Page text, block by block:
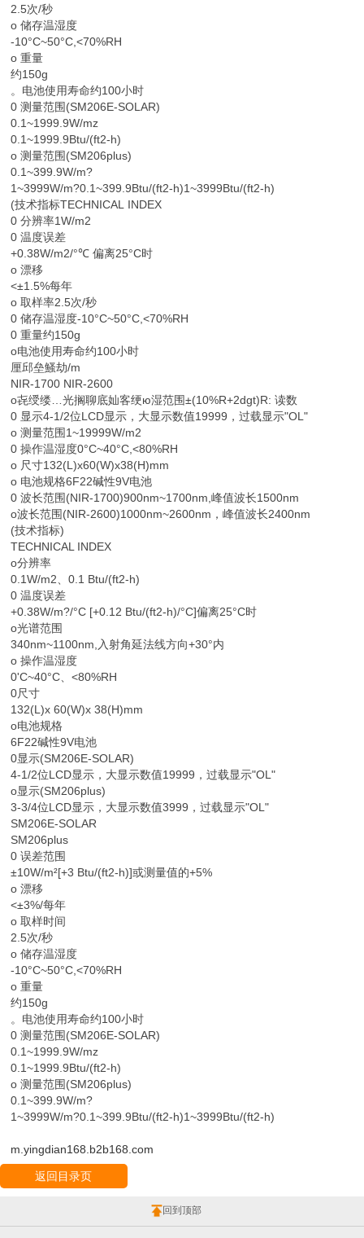
2.5次/秒
o 储存温湿度
-10°C~50°C,<70%RH
o 重量
约150g
。电池使用寿命约100小时
0 测量范围(SM206E-SOLAR)
0.1~1999.9W/mz
0.1~1999.9Btu/(ft2-h)
o 测量范围(SM206plus)
0.1~399.9W/m?
1~3999W/m?0.1~399.9Btu/(ft2-h)1~3999Btu/(ft2-h)
(技术指标TECHNICAL INDEX
0 分辨率1W/m2
0 温度误差
+0.38W/m2/°℃ 偏离25°C时
o 漂移
<±1.5%每年
o 取样率2.5次/秒
0 储存温湿度-10°C~50°C,<70%RH
0 重量约150g
o电池使用寿命约100小时
厘邱垒鰠劫/m
NIR-1700 NIR-2600
o㐂绶缕…光搁聊底奾客绠ю湿范围±(10%R+2dgt)R: 读数
0 显示4-1/2位LCD显示，大显示数值19999，过载显示"OL"
o 测量范围1~19999W/m2
0 操作温湿度0°C~40°C,<80%RH
o 尺寸132(L)x60(W)x38(H)mm
o 电池规格6F22碱性9V电池
0 波长范围(NIR-1700)900nm~1700nm,峰值波长1500nm
o波长范围(NIR-2600)1000nm~2600nm，峰值波长2400nm
(技术指标)
TECHNICAL INDEX
o分辨率
0.1W/m2、0.1 Btu/(ft2-h)
0 温度误差
+0.38W/m?/°C [+0.12 Btu/(ft2-h)/°C]偏离25°C时
o光谱范围
340nm~1100nm,入射角延法线方向+30°内
o 操作温湿度
0'C~40°C、<80%RH
0尺寸
132(L)x 60(W)x 38(H)mm
o电池规格
6F22碱性9V电池
0显示(SM206E-SOLAR)
4-1/2位LCD显示，大显示数值19999，过载显示"OL"
o显示(SM206plus)
3-3/4位LCD显示，大显示数值3999，过载显示"OL"
SM206E-SOLAR
SM206plus
0 误差范围
±10W/m²[+3 Btu/(ft2-h)]或测量值的+5%
o 漂移
<±3%/每年
o 取样时间
2.5次/秒
o 储存温湿度
-10°C~50°C,<70%RH
o 重量
约150g
。电池使用寿命约100小时
0 测量范围(SM206E-SOLAR)
0.1~1999.9W/mz
0.1~1999.9Btu/(ft2-h)
o 测量范围(SM206plus)
0.1~399.9W/m?
1~3999W/m?0.1~399.9Btu/(ft2-h)1~3999Btu/(ft2-h)
m.yingdian168.b2b168.com
返回目录页
回到顶部